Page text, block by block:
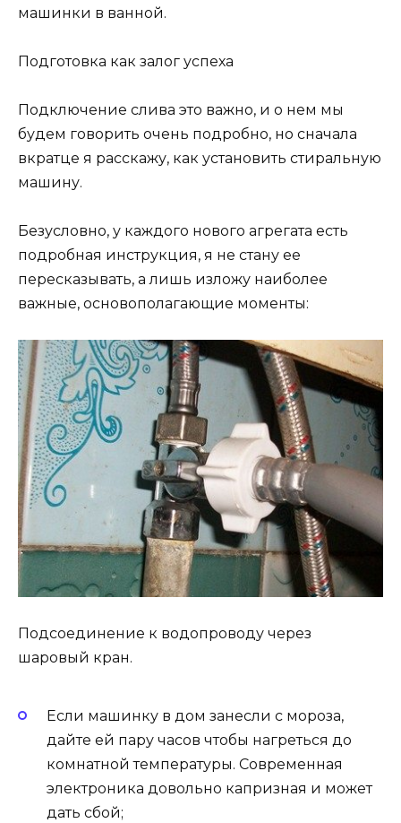
машинки в ванной.
Подготовка как залог успеха
Подключение слива это важно, и о нем мы
будем говорить очень подробно, но сначала
вкратце я расскажу, как установить стиральную
машину.
Безусловно, у каждого нового агрегата есть
подробная инструкция, я не стану ее
пересказывать, а лишь изложу наиболее
важные, основополагающие моменты:
Подсоединение к водопроводу через
шаровый кран.
Если машинку в дом занесли с мороза,
дайте ей пару часов чтобы нагреться до
комнатной температуры. Современная
электроника довольно капризная и может
дать сбой;